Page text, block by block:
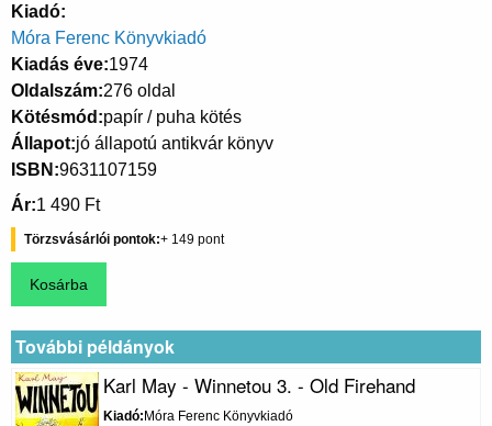
Kiadó
Móra Ferenc Könyvkiadó
Kiadás éve 1974
Oldalszám 276 oldal
Kötésmód papír / puha kötés
Állapot jó állapotú antikvár könyv
ISBN 9631107159
Ár 1 490 Ft
Törzsvásárlói pontok 149
További példányok
Karl May - Winnetou 3. - Old Firehand
Kiadó Móra Ferenc Könyvkiadó